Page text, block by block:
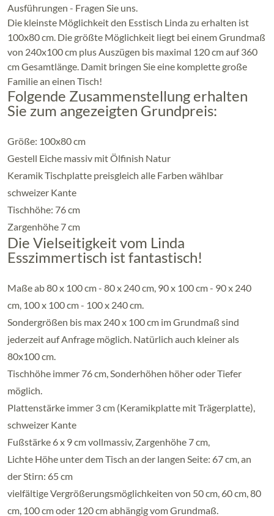
Ausführungen - Fragen Sie uns.
Die kleinste Möglichkeit den Esstisch Linda zu erhalten ist
100x80 cm. Die größte Möglichkeit liegt bei einem Grundmaß
von 240x100 cm plus Auszügen bis maximal 120 cm auf 360
cm Gesamtlänge. Damit bringen Sie eine komplette große
Familie an einen Tisch!
Folgende Zusammenstellung erhalten
Sie zum angezeigten Grundpreis:
Größe: 100x80 cm
Gestell Eiche massiv mit Ölfinish Natur
Keramik Tischplatte preisgleich alle Farben wählbar
schweizer Kante
Tischhöhe: 76 cm
Zargenhöhe 7 cm
Die Vielseitigkeit vom Linda
Esszimmertisch ist fantastisch!
Maße ab 80 x 100 cm - 80 x 240 cm, 90 x 100 cm - 90 x 240
cm, 100 x 100 cm - 100 x 240 cm.
Sondergrößen bis max 240 x 100 cm im Grundmaß sind
jederzeit auf Anfrage möglich. Natürlich auch kleiner als
80x100 cm.
Tischhöhe immer 76 cm, Sonderhöhen höher oder Tiefer
möglich.
Plattenstärke immer 3 cm (Keramikplatte mit Trägerplatte),
schweizer Kante
Fußstärke 6 x 9 cm vollmassiv, Zargenhöhe 7 cm,
Lichte Höhe unter dem Tisch an der langen Seite: 67 cm, an
der Stirn: 65 cm
vielfältige Vergrößerungsmöglichkeiten von 50 cm, 60 cm, 80
cm, 100 cm oder 120 cm abhängig vom Grundmaß.